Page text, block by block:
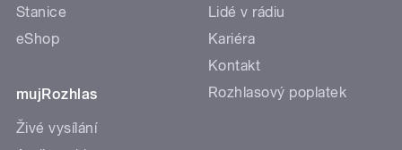
Stanice
eShop
mujRozhlas
Živé vysílání
Lidé v rádiu
Kariéra
Kontakt
Rozhlasový poplatek